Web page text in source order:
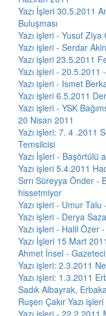
Yazı İşleri 30.5.2011
Buluşması
Yazı işleri - Yusuf
Yazı işleri - Serdar
Yazı işleri 23.5.2011
Yazı işleri - 20.5.2011
Yazı işleri - Ismet
Yazı işleri 6.5.2011
Yazı işleri - YSK
20 Nisan 2011
Yazı işleri: 7. 4 .2011
Temsilcisi
Yazı İşleri - Başörtülü
Yazı işleri 5.4.2011
Sırrı Süreyya Önder
hissetmiyor
Yazı işleri - Umur Talu
Yazı işleri - Derya
Yazı işleri - Halil Özer
Yazı İşleri 15 Mart
Ahmet İnsel -
Yazı işleri: 2.3.2011
Yazı işleri: 1.3.2011
Sadık Albayrak,
Ruşen Çakır Yazı
Yazı işleri - 22.2.2011